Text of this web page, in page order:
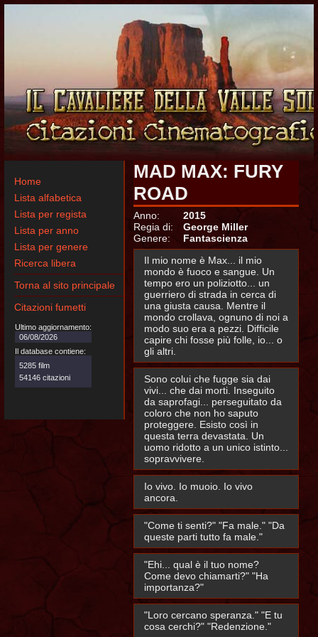
Home
Lista alfabetica
Lista per regista
Lista per anno
Lista per genere
Ricerca libera
Torna al sito principale
Citazioni fumetti
Ultimo aggiornamento:
06/08/2026
Il database contiene:
5285 film
54146 citazioni
MAD MAX: FURY
ROAD
Anno:
2015
Regia di:
George Miller
Genere:
Fantascienza
Il mio nome è Max... il mio
mondo è fuoco e sangue. Un
tempo ero un poliziotto... un
guerriero di strada in cerca di
una giusta causa. Mentre il
mondo crollava, ognuno di noi a
modo suo era a pezzi. Difficile
capire chi fosse più folle, io... o
gli altri.
Sono colui che fugge sia dai
vivi... che dai morti. Inseguito
da saprofagi... perseguitato da
coloro che non ho saputo
proteggere. Esisto così in
questa terra devastata. Un
uomo ridotto a un unico istinto...
sopravvivere.
Io vivo. Io muoio. Io vivo
ancora.
"Come ti senti?" "Fa male." "Da
queste parti tutto fa male."
"Ehi... qual è il tuo nome?
Come devo chiamarti?" "Ha
importanza?"
"Loro cercano speranza." "E tu
cosa cerchi?" "Redenzione."